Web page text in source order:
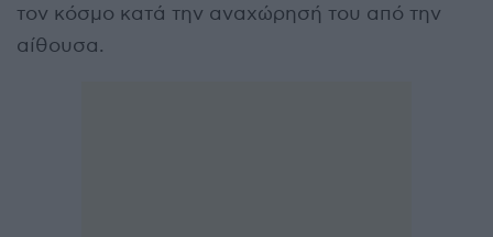
τον κόσμο κατά την αναχώρησή του από την
αίθουσα.